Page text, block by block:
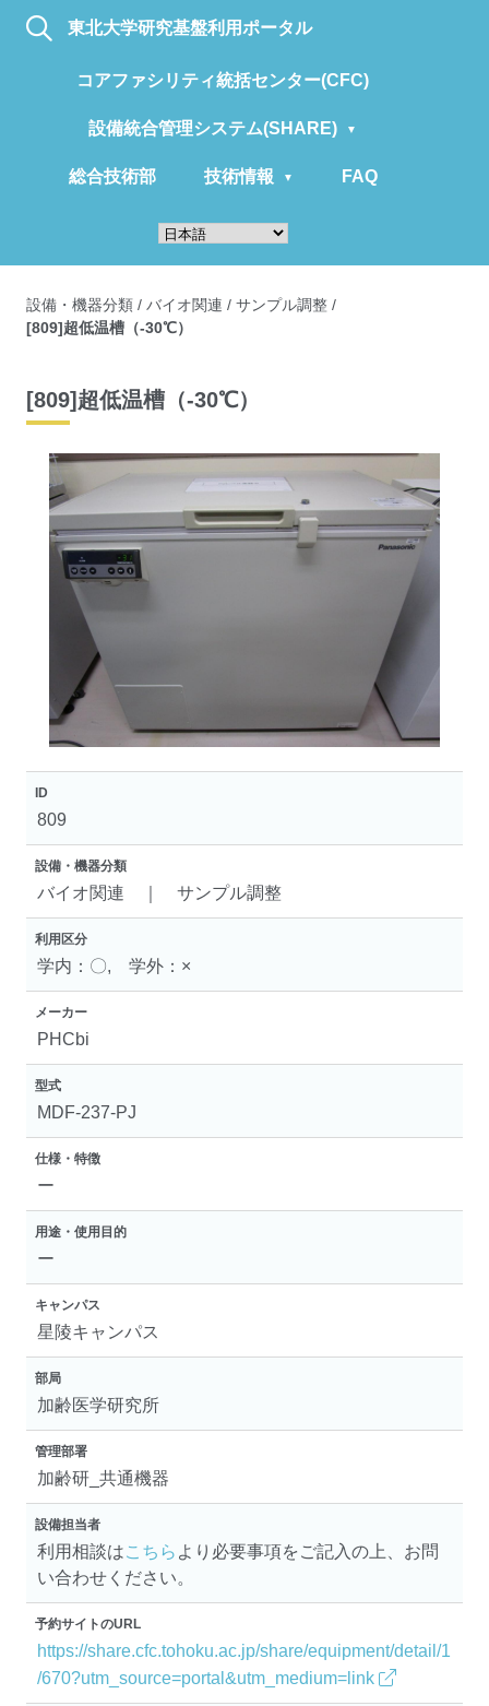
東北大学研究基盤利用ポータル
コアファシリティ統括センター(CFC)
設備統合管理システム(SHARE)
総合技術部 技術情報 FAQ
設備・機器分類 / バイオ関連 / サンプル調整 /
[809]超低温槽（-30℃）
[809]超低温槽（-30℃）
ID
809
設備・機器分類
バイオ関連 ｜ サンプル調整
利用区分
学内：〇, 学外：×
メーカー
PHCbi
型式
MDF-237-PJ
仕様・特徴
ー
用途・使用目的
ー
キャンパス
星陵キャンパス
部局
加齢医学研究所
管理部署
加齢研_共通機器
設備担当者
利用相談はこちら より必要事項をご記入の上、お問
い合わせください。
予約サイトのURL
https://share.cfc.tohoku.ac.jp/share/equipment/detail/1
/670?utm_source=portal&utm_medium=link